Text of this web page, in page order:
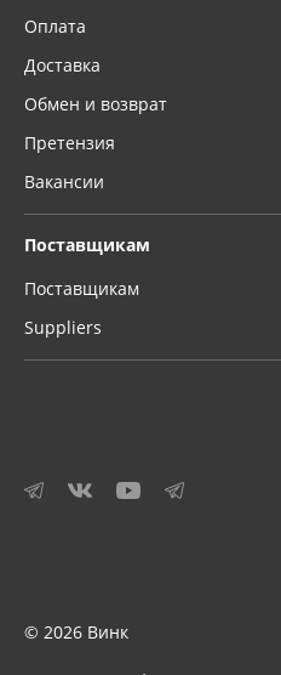
Оплата
Доставка
Обмен и возврат
Претензия
Вакансии
Поставщикам
Поставщикам
Suppliers
© 2026 Винк